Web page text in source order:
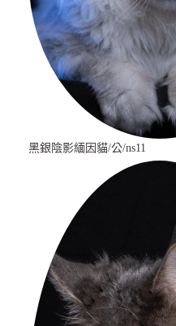
黑銀陰影緬因貓/公/ns11